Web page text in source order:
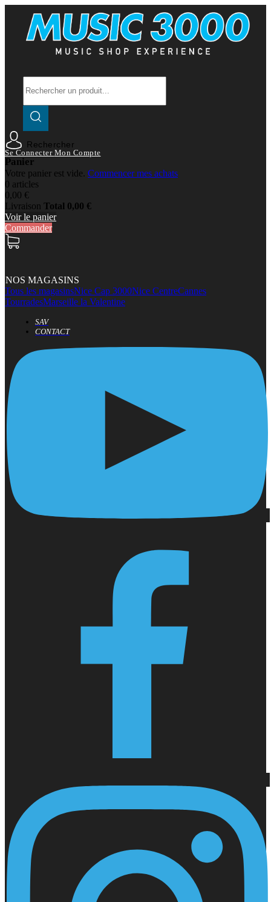
Rechercher
Se Connecter Mon Compte
Panier
Votre panier est vide. Commencer mes achats
0 articles
0,00 €
Livraison Total 0,00 €
Voir le panier
Commander
NOS MAGASINS
Tous les magasinsNice Cap 3000Nice CentreCannes
TourradesMarseille la Valentine
SAV
CONTACT